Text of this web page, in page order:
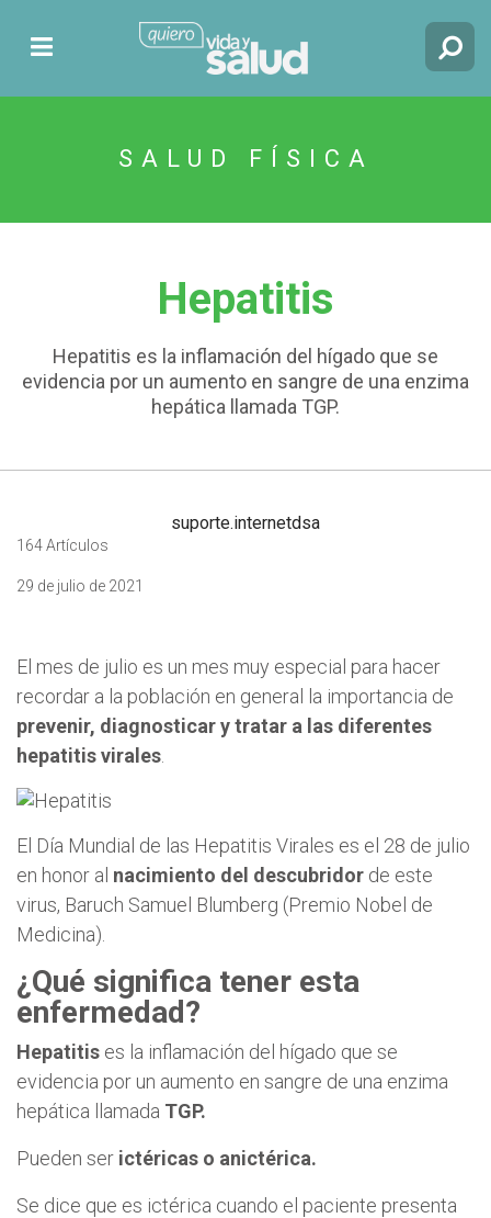
SALUD FÍSICA
Hepatitis
Hepatitis es la inflamación del hígado que se
evidencia por un aumento en sangre de una enzima
hepática llamada TGP.
suporte.internetdsa
164 Artículos
29 de julio de 2021
El mes de julio es un mes muy especial para hacer
recordar a la población en general la importancia de
prevenir, diagnosticar y tratar a las diferentes
hepatitis virales
El Día Mundial de las Hepatitis Virales es el 28 de julio
en honor al nacimiento del descubridor de este
virus, Baruch Samuel Blumberg (Premio Nobel de
Medicina).
¿Qué significa tener esta
enfermedad?
Hepatitis es la inflamación del hígado que se
evidencia por un aumento en sangre de una enzima
hepática llamada TGP.
Pueden ser ictéricas o anictérica.
Se dice que es ictérica cuando el paciente presenta